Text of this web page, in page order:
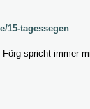
15-tagessegen
spricht immer